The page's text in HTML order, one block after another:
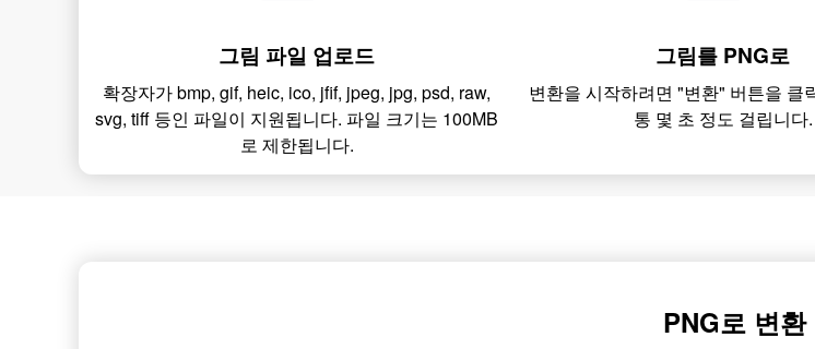
그림 파일 업로드
확장자가 bmp, gif, heic, ico, jfif, jpeg, jpg, psd, raw,
svg, tiff 등인 파일이 지원됩니다. 파일 크기는 100MB
로 제한됩니다.
그림를 PNG로
변환을 시작하려면 "변환" 버튼을 클
통 몇 초 정도 걸립니다.
PNG로 변환